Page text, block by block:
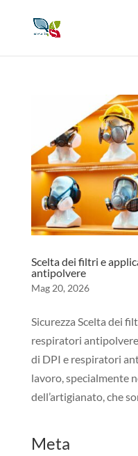
Scelta dei filtri e
antipolvere
Mag 20, 2026
Sicurezza Scelta dei
respiratori
di DPI e respiratori
lavoro, specialmente
dell’artigianato, che
Meta